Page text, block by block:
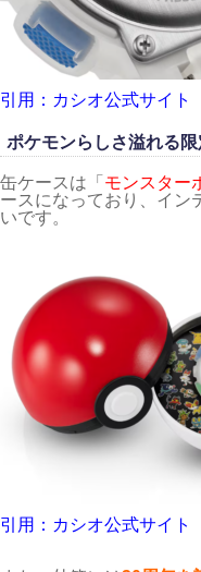
引用：カシオ公式サイト
ポケモンらしさ溢れる
缶ケースは「 モンスター
ースになっており、イン
いです。
引用：カシオ公式サイト